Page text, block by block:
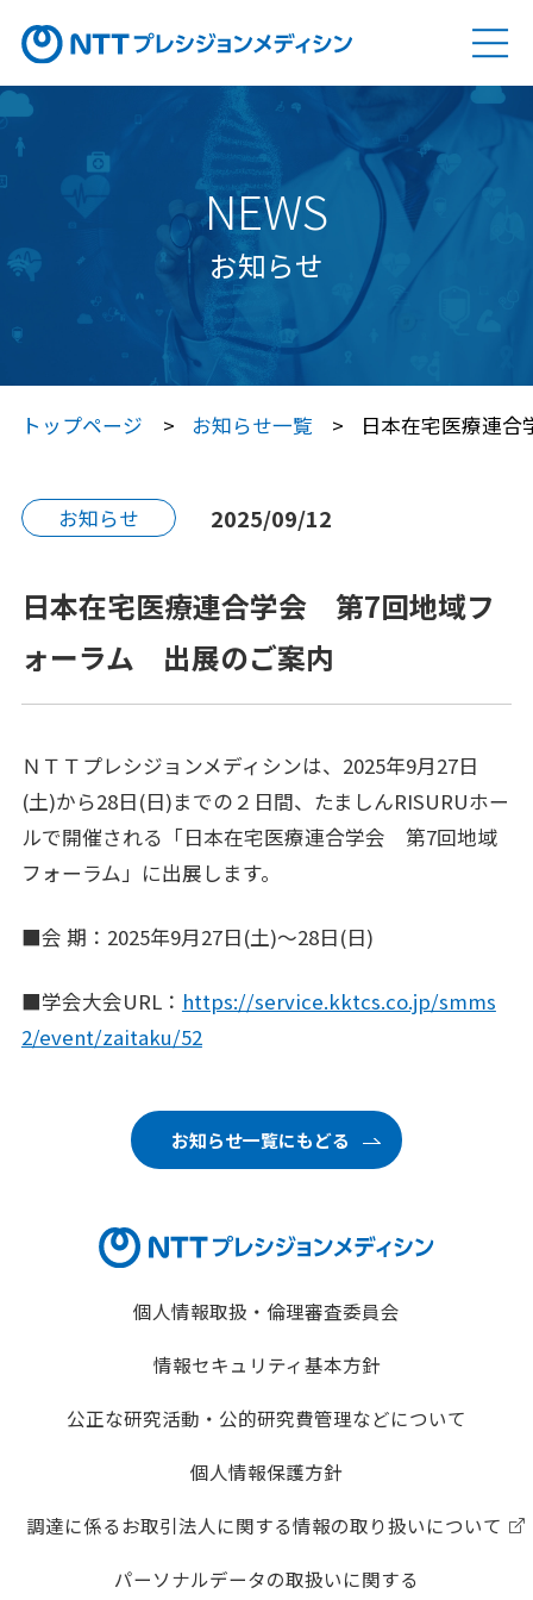
ソリューション SOLUTION
Genovision（ゲノビジョン）
Genovision Dock®（ゲノビジョン ドック）
Genovision PGx
（ゲノビジョン ピージーエックス）
特定保健指導サービス
Japan プレシジョン・メディシン
Japan プレシジョン・メディシン
NTTコホート（就業世代の遺伝子・健診・
メンタルスキル向上研修
女性の健康リテラシー研修
動けるからだづくり研修
電子カルテ（モバカル）
各業界のお客さまへ
企業情報
ナレッジコンテンツ KNOWLEDGE CONTENTS
お問い合わせ
NEWS
お知らせ
トップページ お知らせ一覧 日本在宅医療連
お知らせ 2025/09/12
日本在宅医療連合学会 第7回地域フ
ォーラム 出展のご案内
ＮＴＴプレシジョンメディシンは、2025年9月27日
(土)から28日(日)までの２日間、たましんRISURUホー
ルで開催される「日本在宅医療連合学会 第7回地域
フォーラム」に出展します。
■会 期：2025年9月27日(土)～28日(日)
■学会大会URL： https://service.kktcs.co.jp/smms
2/event/zaitaku/52
お知らせ一覧にもどる
個人情報取扱・倫理審査委員会
情報セキュリティ基本方針
公正な研究活動・公的研究費管理などについて
個人情報保護方針
調達に係るお取引法人に関する情報の取り扱いについて
パーソナルデータの取扱いに関する